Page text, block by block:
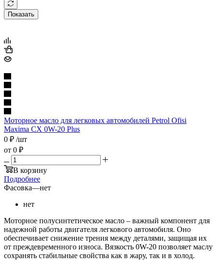
Показать
Моторное масло для легковых автомобилей Petrol Ofisi
Maxima CX 0W-20 Plus
0 ₽ /шт
от 0 ₽
В корзину
Подробнее
Фасовка—нет
нет
Моторное полусинтетическое масло – важный компонент для
надежной работы двигателя легкового автомобиля. Оно
обеспечивает снижение трения между деталями, защищая их
от преждевременного износа. Вязкость 0W-20 позволяет маслу
сохранять стабильные свойства как в жару, так и в холод.